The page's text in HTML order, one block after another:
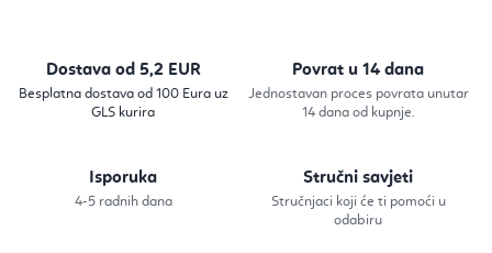
Dostava od 5,2 EUR
Besplatna dostava od 100 Eura uz
GLS kurira
Povrat u 14 dana
Jednostavan proces povrata unutar
14 dana od kupnje.
Isporuka
4-5 radnih dana
Stručni savjeti
Stručnjaci koji će ti pomoći u
odabiru